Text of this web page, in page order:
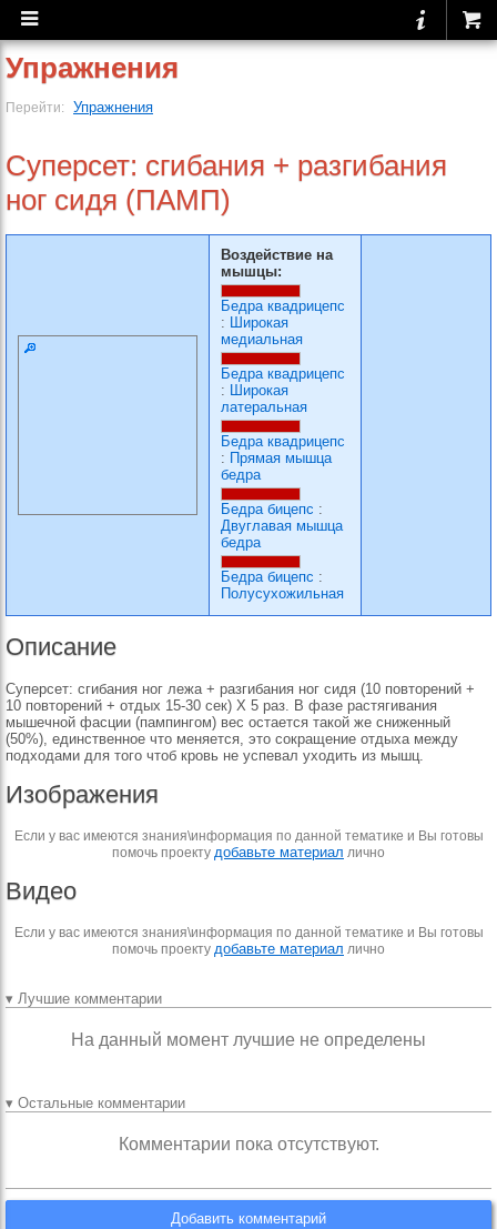
Упражнения
Перейти: Упражнения
Суперсет: сгибания + разгибания
ног сидя (ПАМП)
Воздействие на
мышцы:
Бедра квадрицепс
: Широкая
медиальная
Бедра квадрицепс
: Широкая
латеральная
Бедра квадрицепс
: Прямая мышца
бедра
Бедра бицепс :
Двуглавая мышца
бедра
Бедра бицепс :
Полусухожильная
Описание
Суперсет: сгибания ног лежа + разгибания ног сидя (10 повторений +
10 повторений + отдых 15-30 сек) Х 5 раз. В фазе растягивания
мышечной фасции (пампингом) вес остается такой же сниженный
(50%), единственное что меняется, это сокращение отдыха между
подходами для того чтоб кровь не успевал уходить из мышц.
Изображения
Если у вас имеются знания\информация по данной тематике и Вы готовы
помочь проекту добавьте материал лично
Видео
Если у вас имеются знания\информация по данной тематике и Вы готовы
помочь проекту добавьте материал лично
▾ Лучшие комментарии
На данный момент лучшие не определены
▾ Остальные комментарии
Комментарии пока отсутствуют.
Добавить комментарий